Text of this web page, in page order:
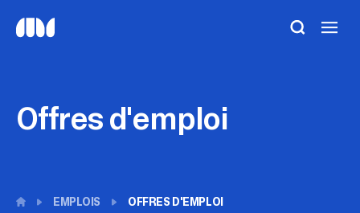
Utilisez
les
Offres d'emploi
EMPLOIS OFFRES D'EMPLOI